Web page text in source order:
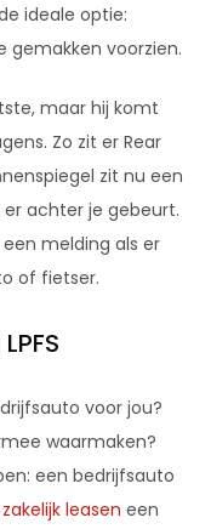
ideale optie:
voorzien.
maar hij komt
Zo zit er Rear
zit nu een
achter je gebeurt.
melding als er
of fietser.
voor jou?
waarmaken?
een bedrijfsauto
zakelijk leasen een